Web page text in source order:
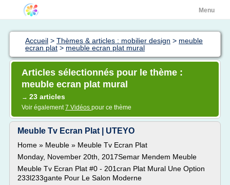
Menu
Accueil > Thèmes & articles : mobilier design > meuble
ecran plat > meuble ecran plat mural
Articles sélectionnés pour le thème :
meuble ecran plat mural
→ 23 articles
Voir également7 Vidéos pour ce thème
Meuble Tv Ecran Plat | UTEYO
Home » Meuble » Meuble Tv Ecran Plat
Monday, November 20th, 2017Semar Mendem Meuble
Meuble Tv Ecran Plat #0 - 201cran Plat Mural Une Option
233l233gante Pour Le Salon Moderne